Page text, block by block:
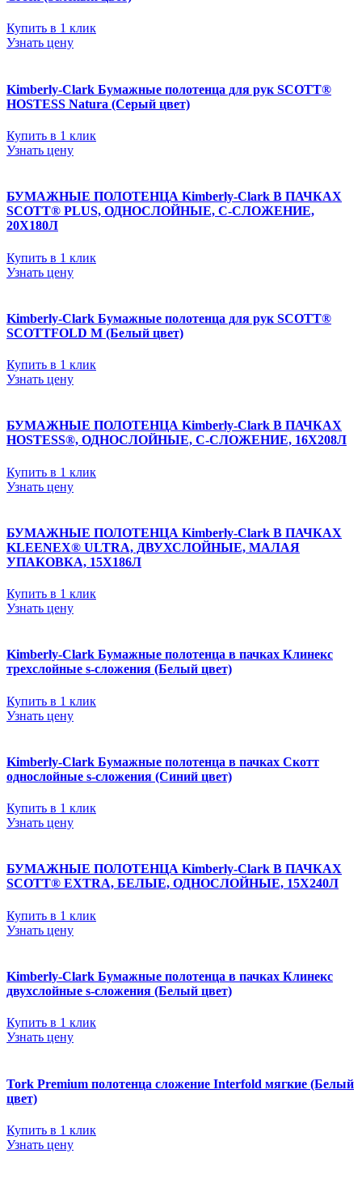
Купить в 1 клик
Узнать цену
Kimberly-Clark Бумажные полотенца для рук SCOTT®
HOSTESS Natura (Серый цвет)
Купить в 1 клик
Узнать цену
БУМАЖНЫЕ ПОЛОТЕНЦА Kimberly-Clark В ПАЧКАХ
SCOTT® PLUS, ОДНОСЛОЙНЫЕ, С-СЛОЖЕНИЕ,
20Х180Л
Купить в 1 клик
Узнать цену
Kimberly-Clark Бумажные полотенца для рук SCOTT®
SCOTTFOLD М (Белый цвет)
Купить в 1 клик
Узнать цену
БУМАЖНЫЕ ПОЛОТЕНЦА Kimberly-Clark В ПАЧКАХ
HOSTESS®, ОДНОСЛОЙНЫЕ, С-СЛОЖЕНИЕ, 16Х208Л
Купить в 1 клик
Узнать цену
БУМАЖНЫЕ ПОЛОТЕНЦА Kimberly-Clark В ПАЧКАХ
KLEENEX® ULTRA, ДВУХСЛОЙНЫЕ, МАЛАЯ
УПАКОВКА, 15Х186Л
Купить в 1 клик
Узнать цену
Kimberly-Clark Бумажные полотенца в пачках Клинекс
трехслойные s-сложения (Белый цвет)
Купить в 1 клик
Узнать цену
Kimberly-Clark Бумажные полотенца в пачках Скотт
однослойные s-сложения (Синий цвет)
Купить в 1 клик
Узнать цену
БУМАЖНЫЕ ПОЛОТЕНЦА Kimberly-Clark В ПАЧКАХ
SCOTT® EXTRA, БЕЛЫЕ, ОДНОСЛОЙНЫЕ, 15Х240Л
Купить в 1 клик
Узнать цену
Kimberly-Clark Бумажные полотенца в пачках Клинекс
двухслойные s-сложения (Белый цвет)
Купить в 1 клик
Узнать цену
Tork Premium полотенца сложение Interfold мягкие (Белый
цвет)
Купить в 1 клик
Узнать цену